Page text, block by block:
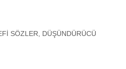
SÖZLER, DÜŞÜNDÜRÜCÜ